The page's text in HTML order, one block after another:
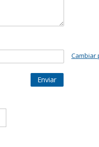
Cambiar
Enviar